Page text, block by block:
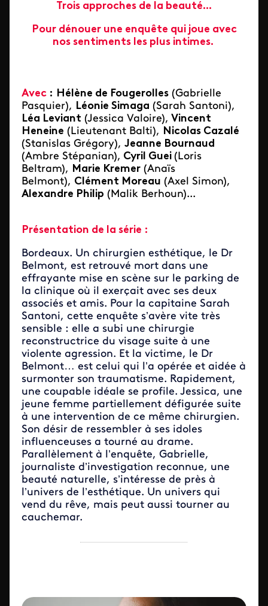
Trois approches de la beauté...
Pour dénouer une enquête qui joue avec
nos sentiments les plus intimes.
Avec : Hélène de Fougerolles (Gabrielle
Pasquier), Léonie Simaga (Sarah Santoni),
Léa Leviant (Jessica Valoire), Vincent
Heneine (Lieutenant Balti), Nicolas Cazalé
(Stanislas Grégory), Jeanne Bournaud
(Ambre Stépanian), Cyril Guei (Loris
Beltram), Marie Kremer (Anaïs
Belmont), Clément Moreau (Axel Simon),
Alexandre Philip (Malik Berhoun)...
Présentation de la série :
Bordeaux. Un chirurgien esthétique, le Dr
Belmont, est retrouvé mort dans une
effrayante mise en scène sur le parking de
la clinique où il exerçait avec ses deux
associés et amis. Pour la capitaine Sarah
Santoni, cette enquête s’avère vite très
sensible : elle a subi une chirurgie
reconstructrice du visage suite à une
violente agression. Et la victime, le Dr
Belmont… est celui qui l’a opérée et aidée à
surmonter son traumatisme. Rapidement,
une coupable idéale se profile. Jessica, une
jeune femme partiellement défigurée suite
à une intervention de ce même chirurgien.
Son désir de ressembler à ses idoles
influenceuses a tourné au drame.
Parallèlement à l’enquête, Gabrielle,
journaliste d’investigation reconnue, une
beauté naturelle, s’intéresse de près à
l’univers de l’esthétique. Un univers qui
vend du rêve, mais peut aussi tourner au
cauchemar.